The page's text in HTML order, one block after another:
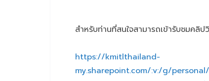
สำหรับท่านที่สนใจสามารถเข้ารับชมคลิ
https://kmitlthailand-
my.sharepoint.com/:v:/g/personal/